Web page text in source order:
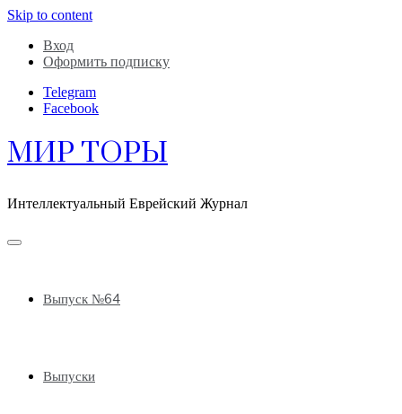
Skip to content
Вход
Оформить подписку
Telegram
Facebook
МИР ТОРЫ
Интеллектуальный Еврейский Журнал
Выпуск №64
Выпуски